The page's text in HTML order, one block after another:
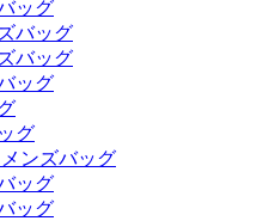
ッグ
バッグ
バッグ
ッグ
グ
ンズバッグ
ッグ
ッグ